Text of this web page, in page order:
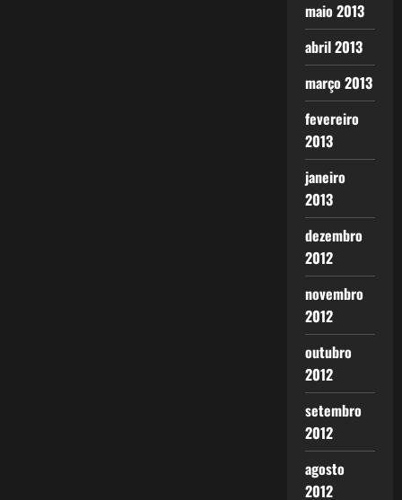
maio 2013
abril 2013
março 2013
fevereiro
2013
janeiro
2013
dezembro
2012
novembro
2012
outubro
2012
setembro
2012
agosto
2012